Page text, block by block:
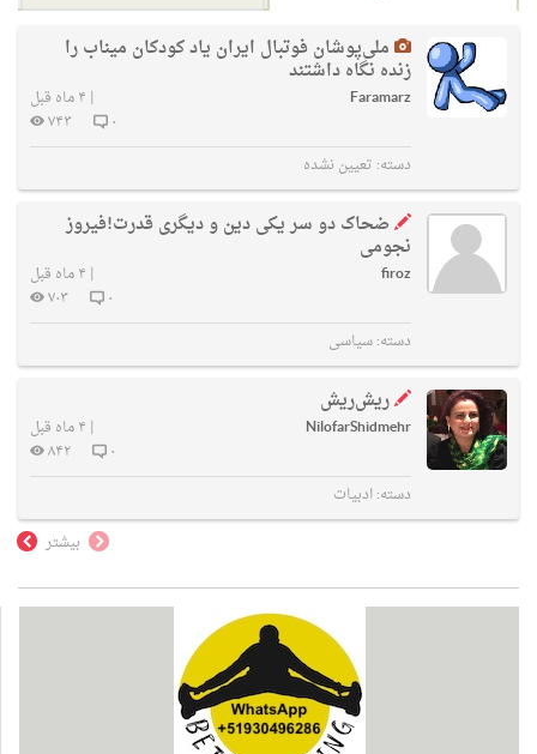
ملی‌پوشان فوتبال ایران یاد کودکان میناب را
زنده نگاه داشتند
Faramarz
| ۴ ماه قبل
۰
۷۴۳
دسته: تعیین نشده
ضحاک دو سر یکی دین و دیگری قدرت!فیروز
نجومی
firoz
| ۴ ماه قبل
۰
۷۰۳
دسته:سیاسی
ریش‌ریش
NilofarShidmehr
| ۴ ماه قبل
۰
۸۴۲
دسته:ادبیات
بیشتر